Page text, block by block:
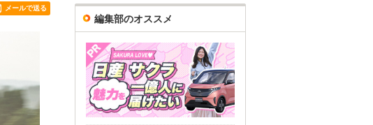
メールで送る
編集部のオススメ